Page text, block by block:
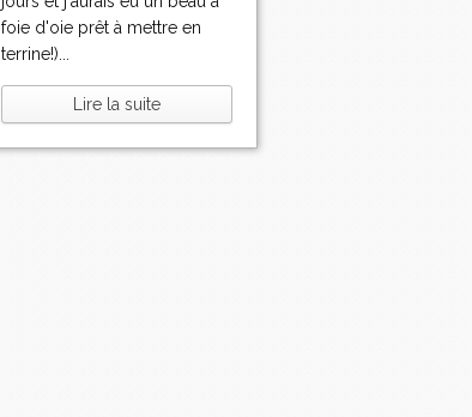
foie d'oie prêt à mettre en
terrine!)...
Lire la suite